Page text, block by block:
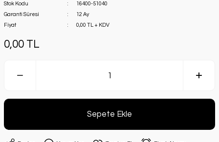
Stok Kodu
16400-51040
Garanti Süresi
12 Ay
Fiyat
0,00 TL + KDV
0,00 TL
Sepete Ekle